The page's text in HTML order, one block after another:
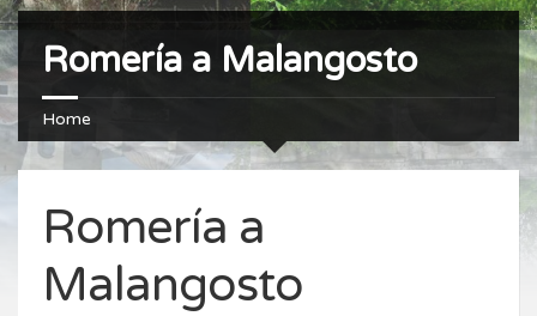
Romería a Malangosto
Home
Romería a
Malangosto